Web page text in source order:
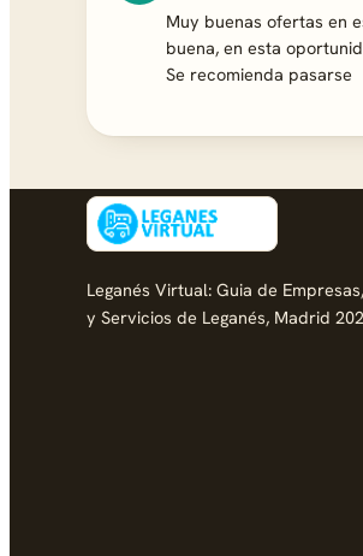
Muy buenas ofertas en
buena, en esta
Se recomienda pasarse
Leganés Virtual: Guia de
y Servicios de Leganés, Madrid